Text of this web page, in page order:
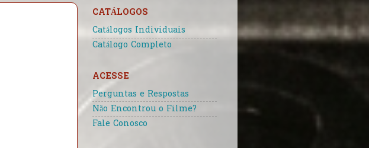
CATÁLOGOS
Catálogos Individuais
Catálogo Completo
ACESSE
Perguntas e Respostas
Não Encontrou o Filme?
Fale Conosco